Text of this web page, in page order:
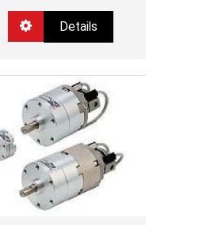
Details